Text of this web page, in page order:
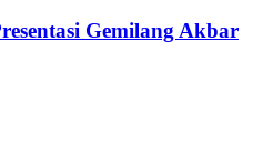
Gemilang Akbar